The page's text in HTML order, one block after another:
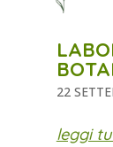
22
leggi